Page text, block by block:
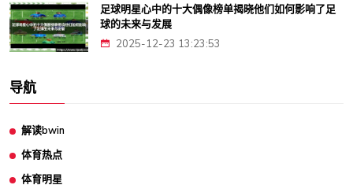
足球明星心中的十大偶像榜单揭晓他们如何影响了足
球的未来与发展
2025-12-23 13:23:53
导航
解读bwin
体育热点
体育明星